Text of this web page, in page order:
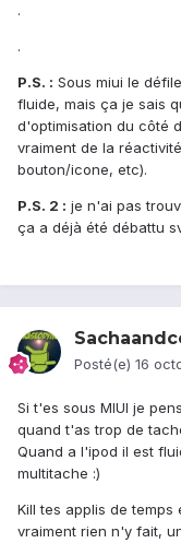
.
.
P.S. : Sous miui le
fluide, mais ça je sais
d'optimisation du côté
vraiment de la
bouton/icone, etc).
P.S. 2 : je n'ai pas
ça a déjà été débattu
Posté(e) 16
Si t'es sous MIUI je
quand t'as trop de
Quand a l'ipod il est
multitache :)
Kill tes applis de
vraiment rien n'y fait,